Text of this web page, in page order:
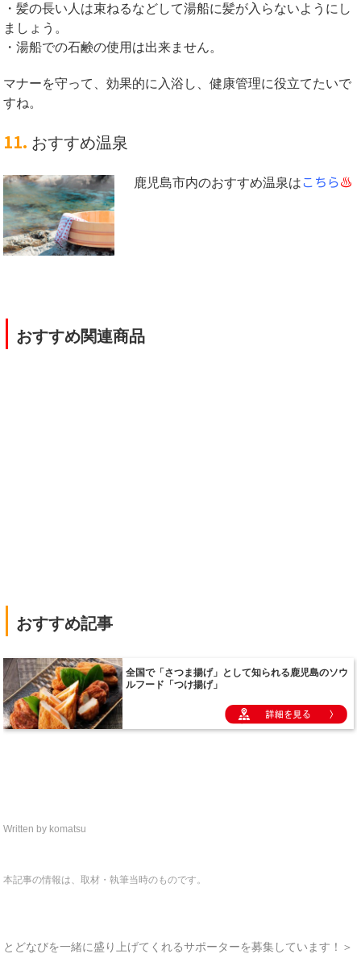
・髪の長い人は束ねるなどして湯船に髪が入らないようにし
ましょう。
・湯船での石鹸の使用は出来ません。
マナーを守って、効果的に入浴し、健康管理に役立てたいで
すね。
11. おすすめ温泉
鹿児島市内のおすすめ温泉は こちら♨︎
| おすすめ関連商品
| おすすめ記事
Written by komatsu
本記事の情報は、取材・執筆当時のものです。
とどなびを一緒に盛り上げてくれるサポーターを募集しています！＞